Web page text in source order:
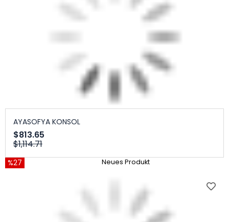
AYASOFYA KONSOL
$813.65
$1,114.71
%27 Neues Produkt